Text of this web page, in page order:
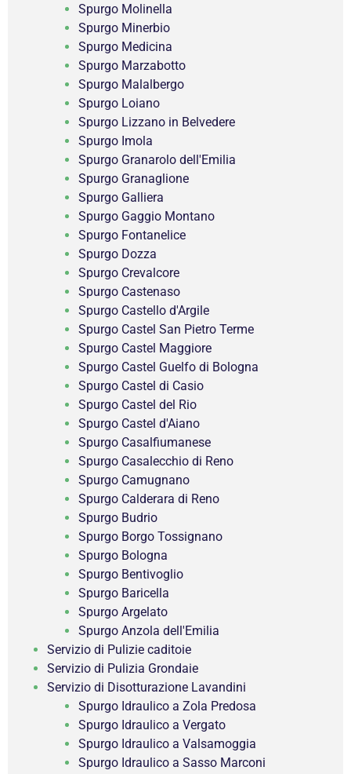
Spurgo Molinella
Spurgo Minerbio
Spurgo Medicina
Spurgo Marzabotto
Spurgo Malalbergo
Spurgo Loiano
Spurgo Lizzano in Belvedere
Spurgo Imola
Spurgo Granarolo dell'Emilia
Spurgo Granaglione
Spurgo Galliera
Spurgo Gaggio Montano
Spurgo Fontanelice
Spurgo Dozza
Spurgo Crevalcore
Spurgo Castenaso
Spurgo Castello d'Argile
Spurgo Castel San Pietro Terme
Spurgo Castel Maggiore
Spurgo Castel Guelfo di Bologna
Spurgo Castel di Casio
Spurgo Castel del Rio
Spurgo Castel d'Aiano
Spurgo Casalfiumanese
Spurgo Casalecchio di Reno
Spurgo Camugnano
Spurgo Calderara di Reno
Spurgo Budrio
Spurgo Borgo Tossignano
Spurgo Bologna
Spurgo Bentivoglio
Spurgo Baricella
Spurgo Argelato
Spurgo Anzola dell'Emilia
Servizio di Pulizie caditoie
Servizio di Pulizia Grondaie
Servizio di Disotturazione Lavandini
Spurgo Idraulico a Zola Predosa
Spurgo Idraulico a Vergato
Spurgo Idraulico a Valsamoggia
Spurgo Idraulico a Sasso Marconi